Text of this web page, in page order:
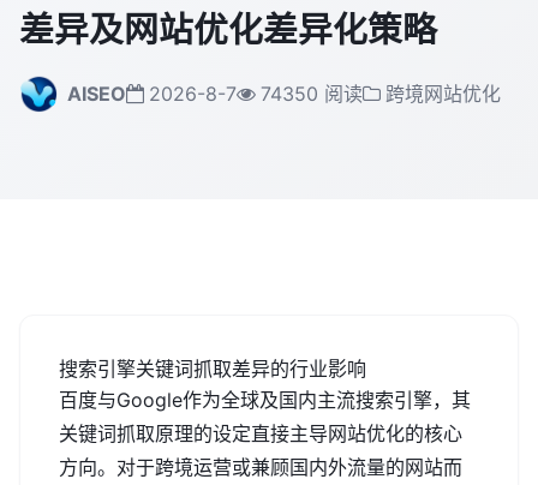
差异及网站优化差异化策略
AISEO 2026-8-7 74350 阅读 跨境网站优化
搜索引擎关键词抓取差异的行业影响
百度与Google作为全球及国内主流搜索引擎，其
关键词抓取原理的设定直接主导网站优化的核心
方向。对于跨境运营或兼顾国内外流量的网站而